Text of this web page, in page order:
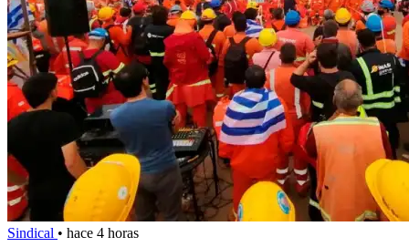
Sindical • hace 4 horas